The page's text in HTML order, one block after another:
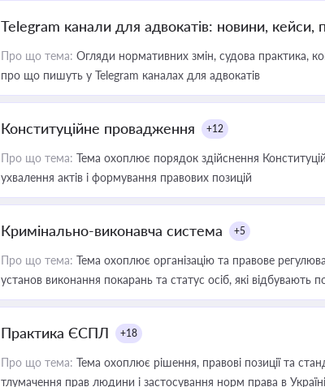
Telegram канали для адвокатів: новини, кейси,
Про що тема: Огляди нормативних змін, судова практика,
про що пишуть у Telegram каналах для адвокатів
Конституційне провадження +12
Про що тема: Тема охоплює порядок здійснення
ухвалення актів і формування правових позицій
Кримінально-виконавча система +5
Про що тема: Тема охоплює організацію та правове
установ виконання покарань та статус осіб, які відбувають
Практика ЄСПЛ +18
Про що тема: Тема охоплює рішення, правові позиції та
тлумачення прав людини і застосування норм права в Україні